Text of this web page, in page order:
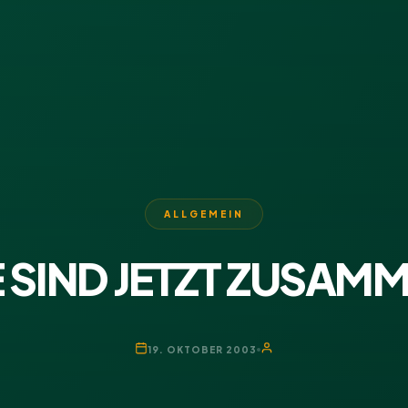
ALLGEMEIN
SIND JETZT
19. OKTOBER 2003